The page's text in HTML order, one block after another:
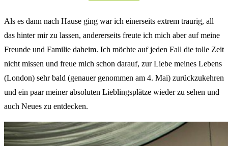
Als es dann nach Hause ging war ich einerseits extrem traurig, all
das hinter mir zu lassen, andererseits freute ich mich aber auf meine
Freunde und Familie daheim. Ich möchte auf jeden Fall die tolle Zeit
nicht missen und freue mich schon darauf, zur Liebe meines Lebens
(London) sehr bald (genauer genommen am 4. Mai) zurückzukehren
und ein paar meiner absoluten Lieblingsplätze wieder zu sehen und
auch Neues zu entdecken.